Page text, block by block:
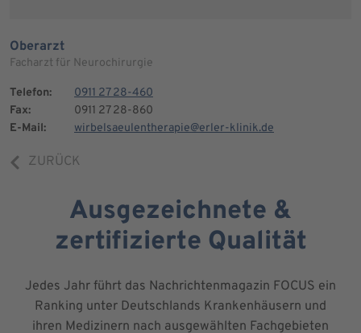
Oberarzt
Facharzt für Neurochirurgie
Telefon:
0911 27 28-460
Fax:
0911 27 28-860
E-Mail:
wirbelsaeulentherapie@erler-klinik.de
ZURÜCK
Ausgezeichnete &
zertifizierte Qualität
Jedes Jahr führt das Nachrichtenmagazin FOCUS ein
Ranking unter Deutschlands Krankenhäusern und
ihren Medizinern nach ausgewählten Fachgebieten